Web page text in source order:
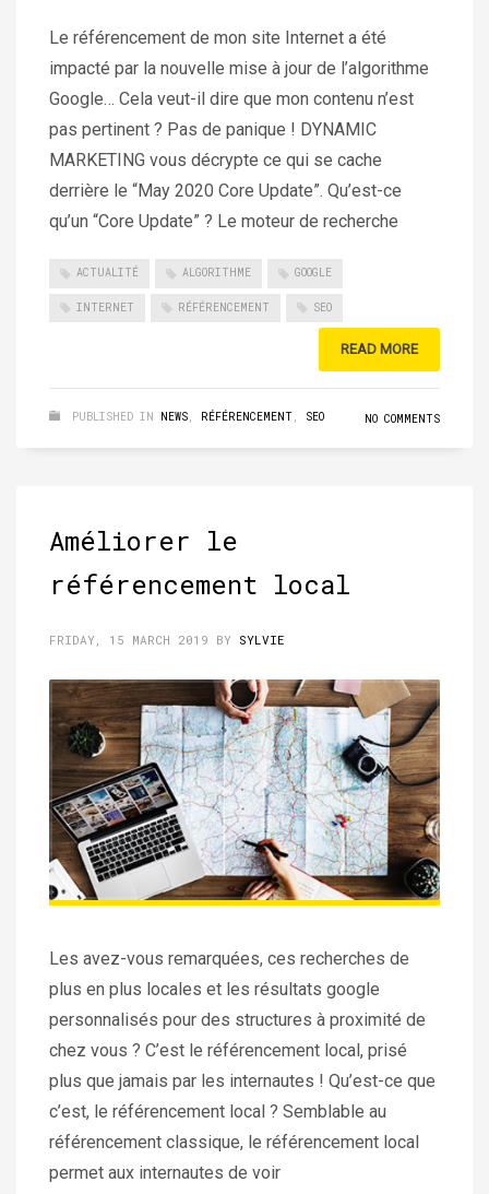
Le référencement de mon site Internet a été
impacté par la nouvelle mise à jour de l’algorithme
Google… Cela veut-il dire que mon contenu n’est
pas pertinent ? Pas de panique ! DYNAMIC
MARKETING vous décrypte ce qui se cache
derrière le “May 2020 Core Update”. Qu’est-ce
qu’un “Core Update” ? Le moteur de recherche
ACTUALITÉ ALGORITHME GOOGLE
INTERNET RÉFÉRENCEMENT SEO
READ MORE
PUBLISHED IN NEWS, RÉFÉRENCEMENT, SEO NO COMMENTS
Améliorer le
référencement local
FRIDAY, 15 MARCH 2019 BY SYLVIE
Les avez-vous remarquées, ces recherches de
plus en plus locales et les résultats google
personnalisés pour des structures à proximité de
chez vous ? C’est le référencement local, prisé
plus que jamais par les internautes ! Qu’est-ce que
c’est, le référencement local ? Semblable au
référencement classique, le référencement local
permet aux internautes de voir